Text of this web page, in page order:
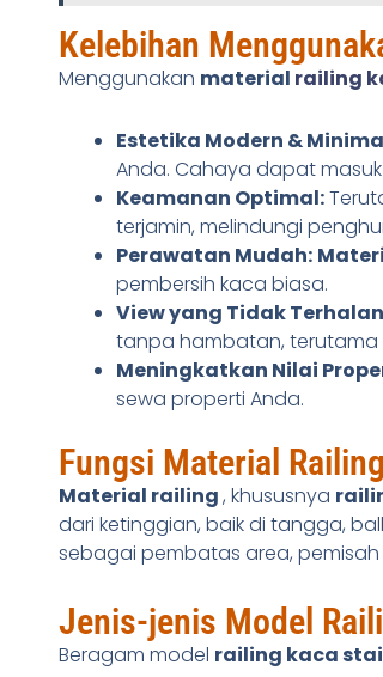
Kelebihan
Menggunakan material railing
Estetika Modern &
Anda. Cahaya dapat
Keamanan Optimal:
terjamin, melindungi
Perawatan Mudah:
pembersih kaca biasa.
View yang Tidak
tanpa hambatan,
Meningkatkan Nilai
sewa properti Anda.
Fungsi Material
Material railing, khususnya
dari ketinggian, baik di tangga,
sebagai pembatas area,
Jenis-jenis Model
Beragam model railing kaca